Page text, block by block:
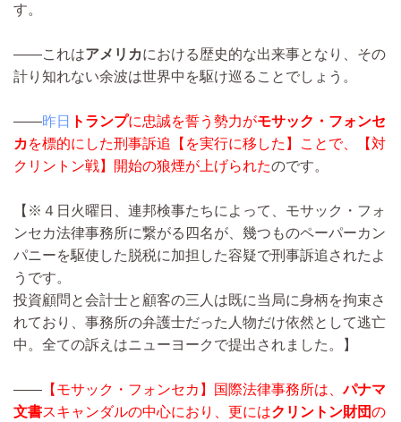
す。
――これはアメリカにおける歴史的な出来事となり、その
計り知れない余波は世界中を駆け巡ることでしょう。
――昨日 トランプに忠誠を誓う勢力がモサック・フォンセ
カを標的にした刑事訴追【を実行に移した】
ことで、【対
クリントン戦】開始の狼煙が上げられたのです。
【※４日火曜日、連邦検事たちによって、モサック・フォ
ンセカ法律事務所に繋がる四名が、幾つものペーパーカン
パニーを駆使した脱税に加担した容疑で刑事訴追されたよ
うです。
投資顧問と会計士と顧客の三人は既に当局に身柄を拘束さ
れており、事務所の弁護士だった人物だけ依然として逃亡
中。全ての訴えはニューヨークで提出されました。】
―― 【モサック・フォンセカ】国際法律事務所は、パナマ
文書スキャンダルの中心におり、更にはクリントン財団の